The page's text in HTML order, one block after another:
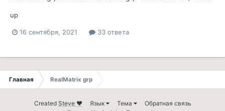
up
16 сентября, 2021 33 ответа
Главная RealMatrix grp
Created Steve ❤ Язык Тема
Обратная связь